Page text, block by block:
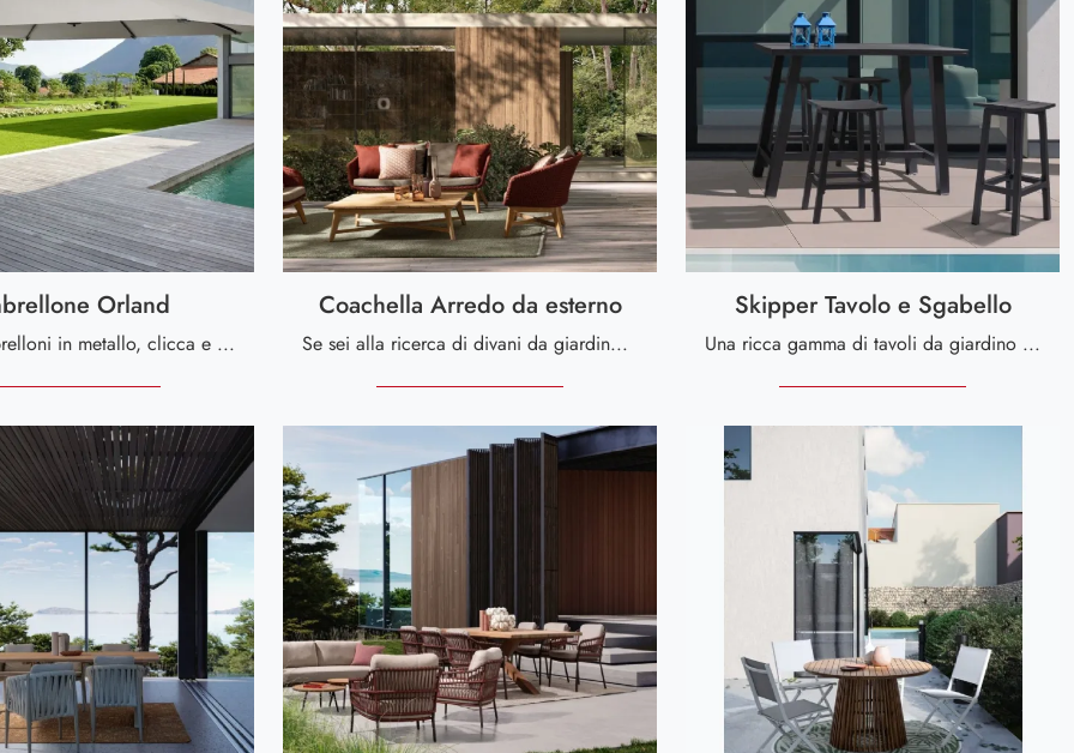
Orland
Se vuoi ombrelloni in metallo, clicca e scopri di più sul modello Ombrellone Orland del marchio Bizzotto.
Coachella Arredo da esterno
Se sei alla ricerca di divani da giardino in tessuto, clicca e scopri di più sul modello Coachella Arredo da esterno dell'azienda Bizzotto.
Skipper Tavolo e Sgabello
Una ricca gamma di tavoli da giardino in metallo ti aspetta in negozio: clicca e scopri il modello Skipper Tavolo e Sgabello di Bizzotto.